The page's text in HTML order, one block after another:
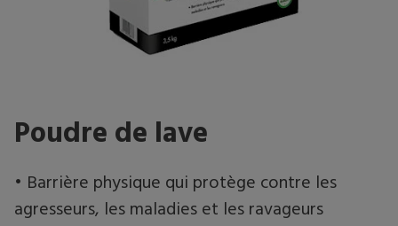
Poudre de lave
• Barrière physique qui protège contre les
agresseurs, les maladies et les ravageurs